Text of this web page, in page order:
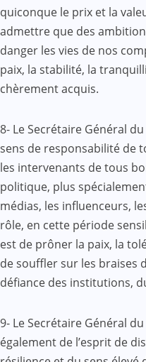
quiconque le prix et la
admettre que des
danger les vies de nos
paix, la stabilité, la
chèrement acquis.
8- Le Secrétaire Général
sens de responsabilité de
les intervenants de tous
politique, plus
médias, les influenceurs,
rôle, en cette période
est de prôner la paix, la
de souffler sur les braises
défiance des institutions,
9- Le Secrétaire Général
également de l’esprit de